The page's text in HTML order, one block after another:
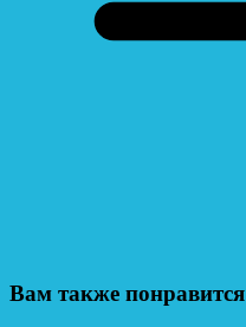
Вам также понравится